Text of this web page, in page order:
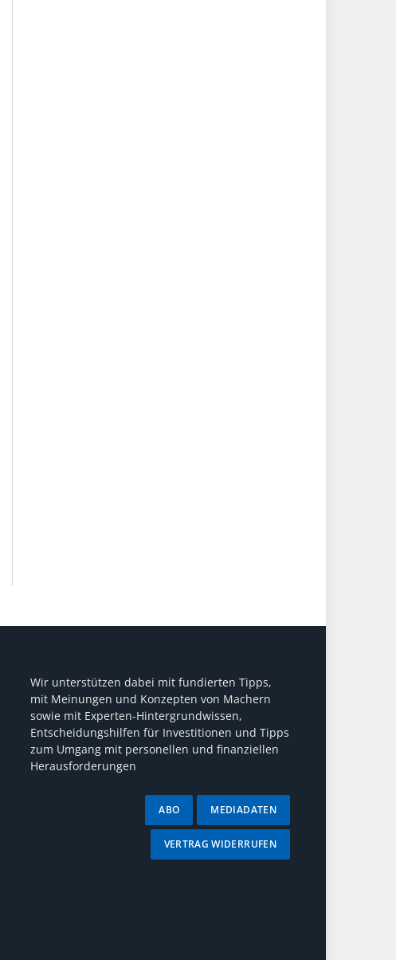
Wir unterstützen dabei mit fundierten Tipps,
mit Meinungen und Konzepten von Machern
sowie mit Experten-Hintergrundwissen,
Entscheidungshilfen für Investitionen und Tipps
zum Umgang mit personellen und finanziellen
Herausforderungen
MEDIADATEN
ABO
VERTRAG WIDERRUFEN